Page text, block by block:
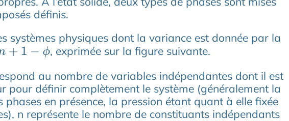
définis.
systèmes physiques dont la variance est donnée par la
1 −ϕ
, exprimée sur la figure suivante.
au nombre de variables indépendantes dont il est
pour définir complètement le système (généralement la
en présence, la pression étant quant à elle fixée
n représente le nombre de constituants indépendants